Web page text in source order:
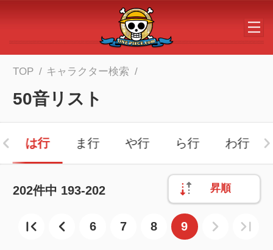
メインコンテンツへスキップする
TOP キャラクター検索
50音リスト
は行 ま行 や行 ら行 わ行
202件中 193-202
6 7 8 9
昇順